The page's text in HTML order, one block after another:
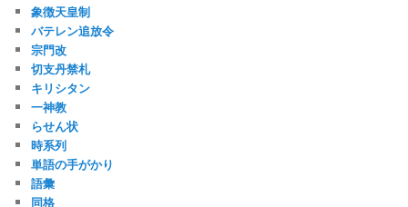
象徴天皇制
バテレン追放令
宗門改
切支丹禁札
キリシタン
一神教
らせん状
時系列
単語の手がかり
語彙
同格